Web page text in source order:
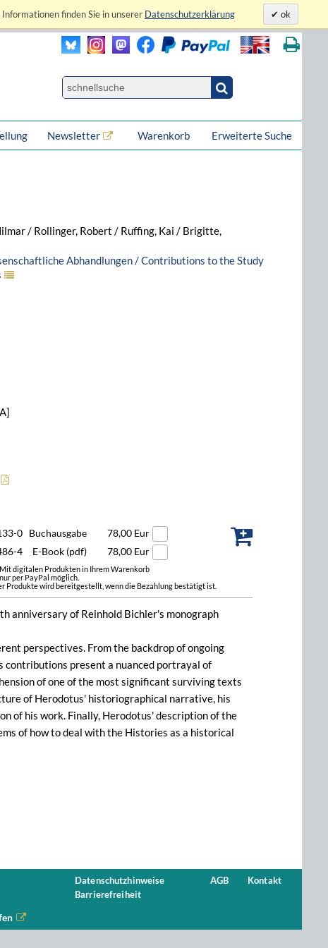
finden Sie in unserer Datenschutzerklärung ok
Newsletter Erweiterte Suche
Warenkorb
/ Rollinger, Robert / Ruffing, Kai / Brigitte,
Abhandlungen / Contributions to the Study
0 Buchausgabe
78,00 Eur
4
E-Book (pdf) 78,00 Eur
digitalen Produkten in Ihrem Warenkorb
per PayPal möglich.
Produkte wird bereitgestellt, wenn die Bezahlung bestätigt ist.
anniversary of Reinhold Bichler's monograph
perspectives. From the backdrop of ongoing
contributions present a nuanced portrayal of
of one of the most significant surviving texts
of Herodotus' historiographical narrative, his
of his work. Finally, Herodotus' description of the
of how to deal with the Histories as a historical
Datenschutzhinweise
Barrierefreiheit
AGB Kontakt